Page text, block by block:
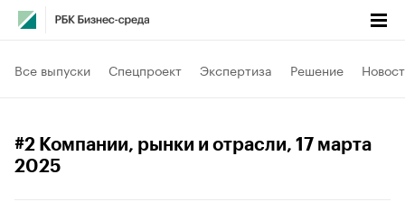
Все выпуски Спецпроект Экспертиза Решение
#2 Компании, рынки и отрасли, 17 марта
2025